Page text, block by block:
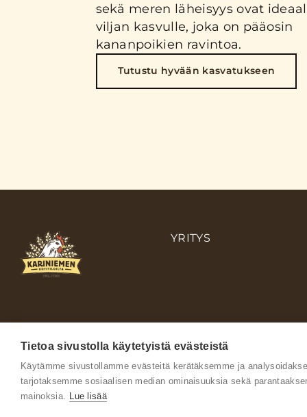
sekä meren läheisyys ovat
viljan kasvulle, joka on pääosin
kananpoikien ravintoa.
Tutustu hyvään kasvatukseen
YRITYS
Tietoa sivustolla käytetyistä evästeistä
Käytämme sivustollamme evästeitä kerätäksemme ja
tarjotaksemme sosiaalisen median ominaisuuksia sekä
mainoksia. Lue lisää